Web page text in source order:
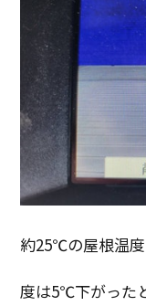
約25℃の屋根温
度は5℃下がったと